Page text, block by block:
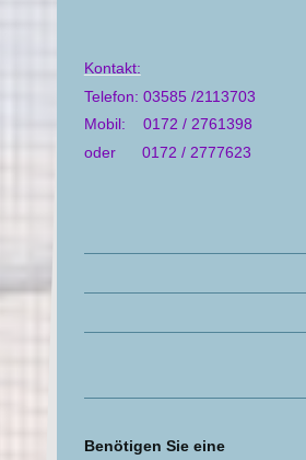
Kontakt:
Telefon: 03585 /2113703
Mobil: 0172 / 2761398
oder 0172 / 2777623
Benötigen Sie eine